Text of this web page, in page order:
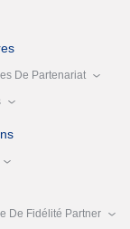
De Partenariat
De Fidélité Partner